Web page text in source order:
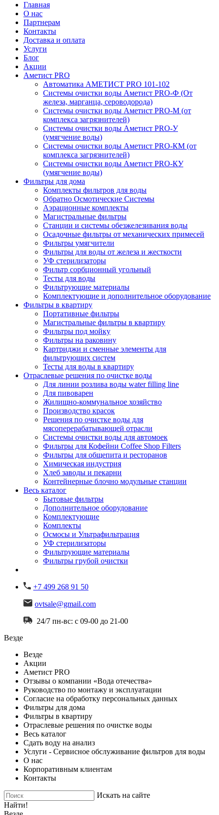
Главная
О нас
Партнерам
Контакты
Доставка и оплата
Услуги
Блог
Акции
Аметист PRO
Автоматика АМЕТИСТ PRO 101-102
Системы очистки воды Аметист PRO-Ф (От
железа, марганца, сероводорода)
Системы очистки воды Аметист PRO-M (от
комплекса загрязнителей)
Системы очистки воды Аметист PRO-У
(умягчение воды)
Системы очистки воды Аметист PRO-КM (от
комплекса загрязнителей)
Системы очистки воды Аметист PRO-КУ
(умягчение воды)
Фильтры для дома
Комплекты фильтров для воды
Обратно Осмотические Системы
Аэрационные комплекты
Магистральные фильтры
Станции и системы обезжелезивания воды
Осадочные фильтры от механических примесей
Фильтры умягчители
Фильтры для воды от железа и жесткости
УФ стерилизаторы
Фильтр сорбционный угольный
Тесты для воды
Фильтрующие материалы
Комплектующие и дополнительное оборудование
Фильтры в квартиру
Портативные фильтры
Магистральные фильтры в квартиру
Фильтры под мойку
Фильтры на раковину
Картриджи и сменные элементы для
фильтрующих систем
Тесты для воды в квартиру
Отраслевые решения по очистке воды
Для линии розлива воды water filling line
Для пивоварен
Жилищно-коммунальное хозяйство
Производство красок
Решения по очистке воды для
мясоперерабатывающей отрасли
Системы очистки воды для автомоек
Фильтры для Кофейни Coffee Shop Filters
Фильтры для общепита и ресторанов
Химическая индустрия
Хлеб заводы и пекарни
Контейнерные блочно модульные станции
Весь каталог
Бытовые фильтры
Дополнительное оборудование
Комплектующие
Комплекты
Осмосы и Ультрафильтрация
УФ стерилизаторы
Фильтрующие материалы
Фильтры грубой очистки
+7 499 268 91 50
ovtsale@gmail.com
24/7 пн-вс: с 09-00 до 21-00
Везде
Везде
Акции
Аметист PRO
Отзывы о компании «Вода отечества»
Руководство по монтажу и эксплуатации
Согласие на обработку персональных данных
Фильтры для дома
Фильтры в квартиру
Отраслевые решения по очистке воды
Весь каталог
Сдать воду на анализ
Услуги - Сервисное обслуживание фильтров для воды
О нас
Корпоративным клиентам
Контакты
Искать на сайте
Найти!